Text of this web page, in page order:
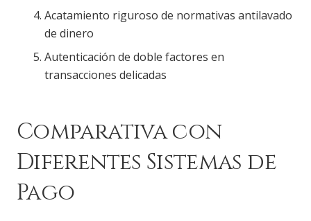
Acatamiento riguroso de normativas antilavado
de dinero
Autenticación de doble factores en
transacciones delicadas
Comparativa con
Diferentes Sistemas de
Pago